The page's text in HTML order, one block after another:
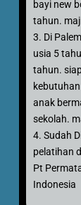
bayi new
tahun.
3. Di
usia 5
tahun.
anak
sekolah.
4. Sudah
pelatihan
Pt
Indonesia